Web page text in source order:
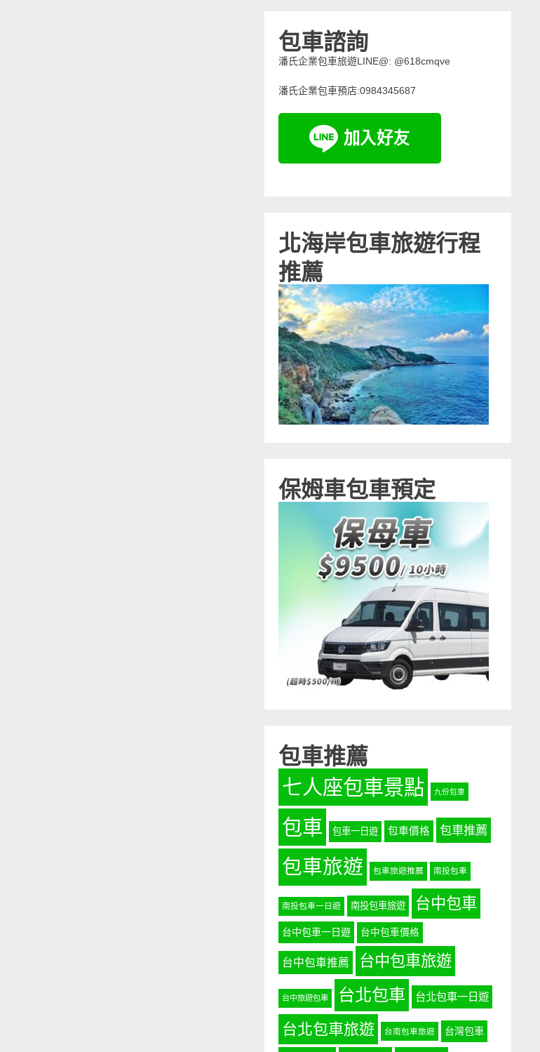
包車諮詢
潘氏企業包車旅遊LINE@: @618cmqve
潘氏企業包車預店:0984345687
北海岸包車旅遊行程
推薦
保姆車包車預定
包車推薦
七人座包車景點 九份包車
包車 包車一日遊 包車價格 包車推薦
包車旅遊 包車旅遊推薦 南投包車
南投包車一日遊 南投包車旅遊 台中包車
台中包車一日遊 台中包車價格
台中包車推薦 台中包車旅遊
台中旅遊包車 台北包車 台北包車一日遊
台北包車旅遊 台南包車旅遊 台灣包車